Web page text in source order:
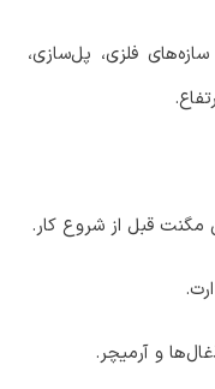
فلزی، پل‌سازی،
قبل از شروع کار.
و آرمیچر.